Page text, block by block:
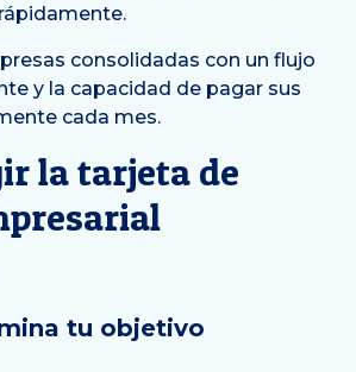
consolidadas con un flujo
y la capacidad de pagar sus
cada mes.
la tarjeta de
tu objetivo